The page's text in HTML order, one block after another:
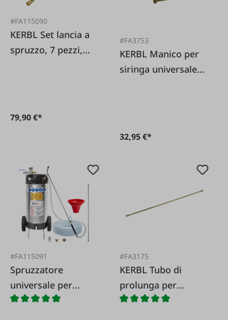
#FA115090
KERBL Set lancia a
spruzzo, 7 pezzi,
79,90 €*
#FA3753
KERBL Manico per
siringa universale
32,95 €*
#FA115091
Spruzzatore
universale per
imbiancatura in
#FA3175
KERBL Tubo di
prolunga per
siringa universale